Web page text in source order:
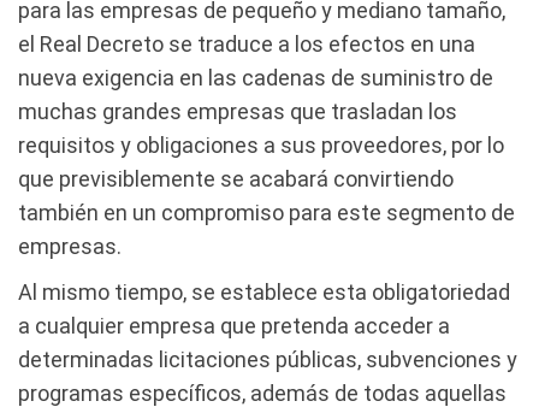
para las empresas de pequeño y mediano tamaño,
el Real Decreto se traduce a los efectos en una
nueva exigencia en las cadenas de suministro de
muchas grandes empresas que trasladan los
requisitos y obligaciones a sus proveedores, por lo
que previsiblemente se acabará convirtiendo
también en un compromiso para este segmento de
empresas.
Al mismo tiempo, se establece esta obligatoriedad
a cualquier empresa que pretenda acceder a
determinadas licitaciones públicas, subvenciones y
programas específicos, además de todas aquellas